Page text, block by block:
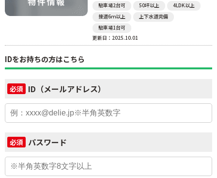
駐車場2台可
50坪以上
4LDK以上
接道6ｍ以上
上下水道完備
駐車場1台可
更新日：2025.10.01
IDをお持ちの方はこちら
必須 ID（メールアドレス）
必須 パスワード